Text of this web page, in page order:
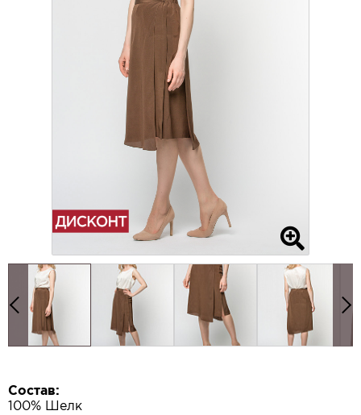
Состав:
100% Шелк